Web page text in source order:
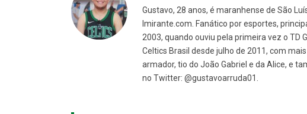
Gustavo, 28 anos, é maranhense de São
Imirante.com. Fanático por esportes,
2003, quando ouviu pela primeira vez o TD
Celtics Brasil desde julho de 2011, com
armador, tio do João Gabriel e da Alice, e
no Twitter: @gustavoarruda01.